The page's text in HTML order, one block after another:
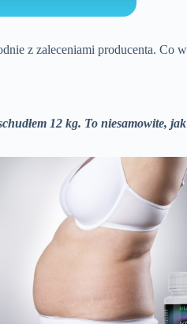
z zaleceniami producenta. Co
12 kg. To niesamowite,